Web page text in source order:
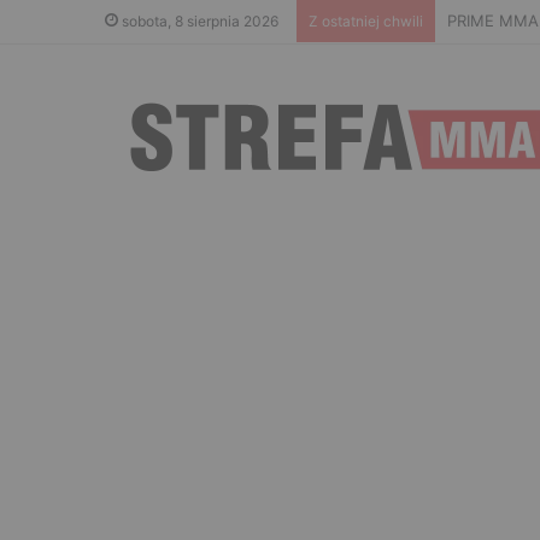
sobota, 8 sierpnia 2026 Z ostatniej chwili PRIME